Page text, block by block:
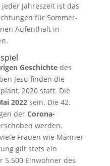
Jahreszeit ist das
für Sommer-
Aufenthalt in
Geschichte des
Jesu finden die
2020 statt. Die
2022 sein. Die 42.
der Corona-
werden.
Frauen wie Männer
gilt stets ein
5.500 Einwohner des